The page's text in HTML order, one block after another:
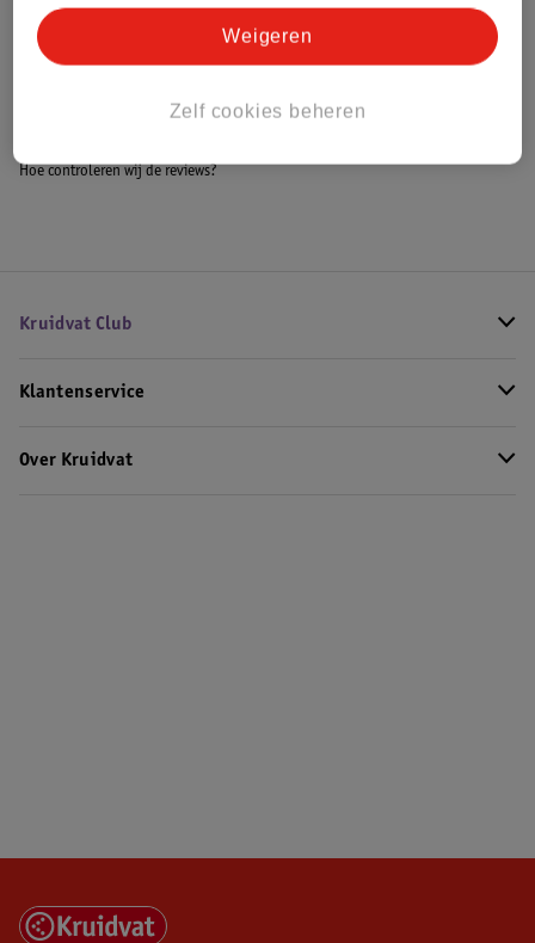
Bekijk ook
Alle Damesparfum
Hoe controleren wij de reviews?
Kruidvat Club
Klantenservice
Over Kruidvat
Zelf cookies beheren
Weigeren